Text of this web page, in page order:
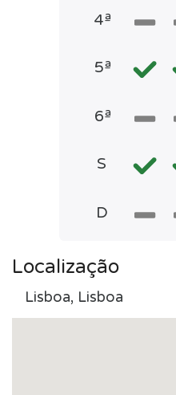
4ª
5ª
6ª
S
D
Localização
Lisboa, Lisboa